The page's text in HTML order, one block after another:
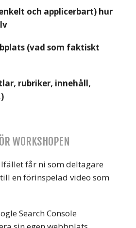
och applicerbart) hur
(vad som faktiskt
rubriker, innehåll,
WORKSHOPEN
får ni som deltagare
en förinspelad video som
Search Console